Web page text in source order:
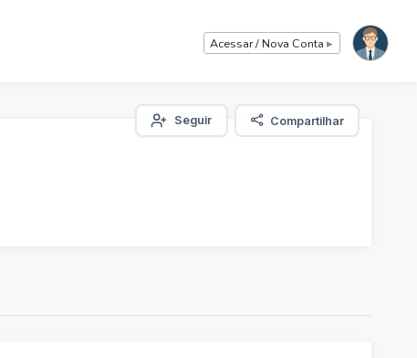
Acessar / Nova Conta ▸
Seguir Compartilhar